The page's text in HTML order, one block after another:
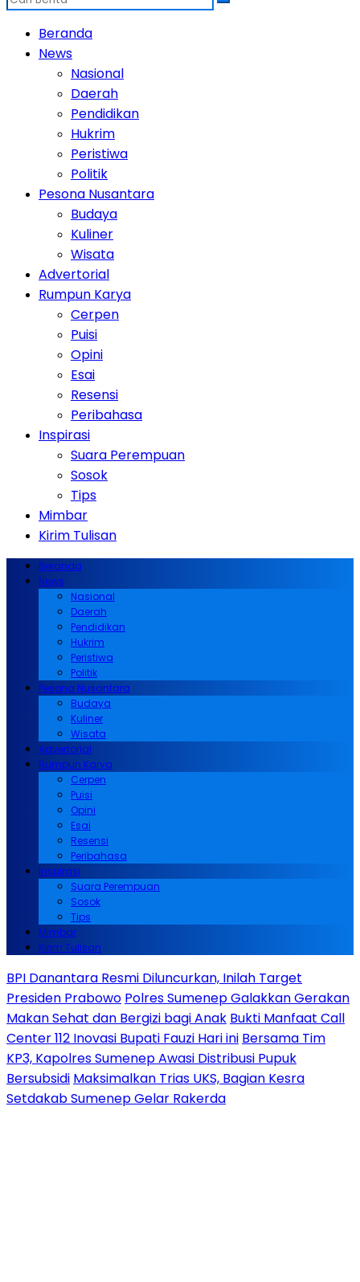
Beranda
News
Nasional
Daerah
Pendidikan
Hukrim
Peristiwa
Politik
Pesona Nusantara
Budaya
Kuliner
Wisata
Advertorial
Rumpun Karya
Cerpen
Puisi
Opini
Esai
Resensi
Peribahasa
Inspirasi
Suara Perempuan
Sosok
Tips
Mimbar
Kirim Tulisan
Beranda
News
Nasional
Daerah
Pendidikan
Hukrim
Peristiwa
Politik
Pesona Nusantara
Budaya
Kuliner
Wisata
Advertorial
Rumpun Karya
Cerpen
Puisi
Opini
Esai
Resensi
Peribahasa
Inspirasi
Suara Perempuan
Sosok
Tips
Mimbar
Kirim Tulisan
BPI Danantara Resmi Diluncurkan, Inilah Target
Presiden Prabowo Polres Sumenep Galakkan Gerakan
Makan Sehat dan Bergizi bagi Anak Bukti Manfaat Call
Center 112 Inovasi Bupati Fauzi Hari ini Bersama Tim
KP3, Kapolres Sumenep Awasi Distribusi Pupuk
Bersubsidi Maksimalkan Trias UKS, Bagian Kesra
Setdakab Sumenep Gelar Rakerda